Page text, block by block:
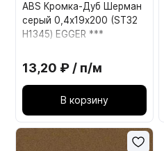
ABS Кромка-Дуб Шерман
серый 0,4х19х200 (ST32
H1345) EGGER ***
13,20 ₽ / п/м
В корзину